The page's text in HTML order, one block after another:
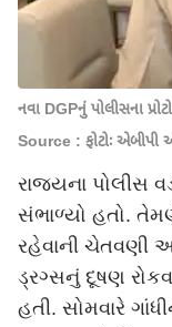
નવા DGPનું પોલીસના
Source : ફોટોઃ એબીપી
રાજ્યના પોલીસ
સંભાળ્યો હતો.
રહેવાની ચેતવણી
ડ્રગ્સનું દૂષણ
હતી. સોમવારે